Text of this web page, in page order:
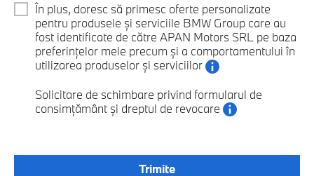
În plus, doresc să primesc oferte personalizate
pentru produsele și serviciile BMW Group care au
fost identificate de către APAN Motors SRL pe baza
preferințelor mele precum și a comportamentului în
utilizarea produselor și serviciilor
Solicitare de schimbare privind formularul de
consimțământ și dreptul de revocare